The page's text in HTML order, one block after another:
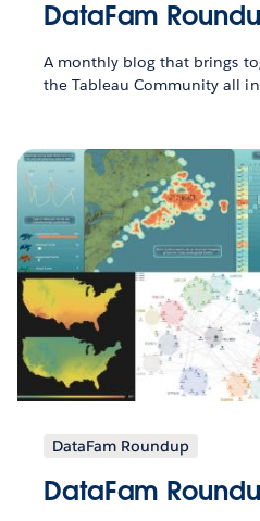
DataFam
A monthly blog that brings
the Tableau Community all
DataFam Roundup
DataFam